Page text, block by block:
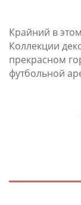
Крайний в
Коллекции
прекрасном
футбольной